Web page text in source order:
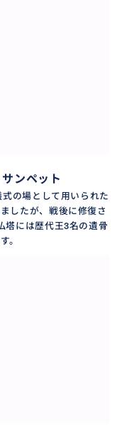
ンペット
の場として用いられた
したが、戦後に修復さ
塔には歴代王3名の遺骨
。